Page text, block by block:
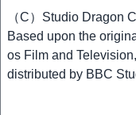
（C）Studio Dragon
Based upon the
os Film and Television,
distributed by BBC